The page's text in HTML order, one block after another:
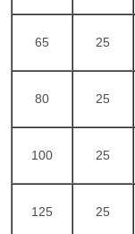
65 25
80 25
100 25
125 25